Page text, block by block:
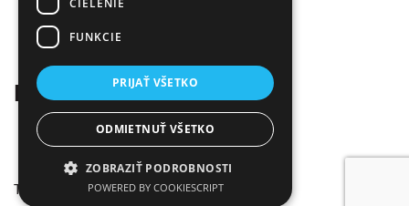
Ekologická likvidácia tonerov
Záručné a reklamačné podmienky
Ochrana osobných údajov
Kontakt
Infolinka:0904 500 240
E-mail:info@tonerovo.sk
Facebook:Tonerovo.sk
Tonerovo.sk © 2026
FUNKCIE
PRIJAŤ VŠETKO
ODMIETNUŤ VŠETKO
ZOBRAZIŤ PODROBNOSTI
POWERED BY COOKIESCRIPT